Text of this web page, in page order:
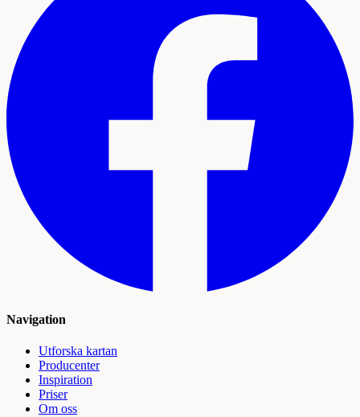
Navigation
Utforska kartan
Producenter
Inspiration
Priser
Om oss